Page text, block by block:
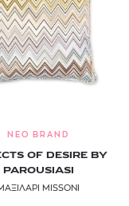
NEO BRAND
OF DESIRE BY
PAROUSIASI
MISSONI